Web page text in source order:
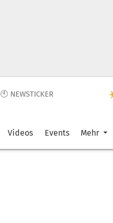
🕙 NEWSTICKER
Videos Events Mehr